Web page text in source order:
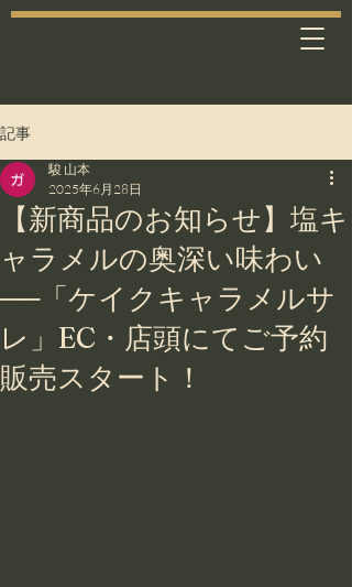
記事
【新商品のお知らせ】塩キ
ャラメルの奥深い味わい
──「ケイクキャラメルサ
レ」EC・店頭にてご予約
販売スタート！
駿 山本
2025年6月28日